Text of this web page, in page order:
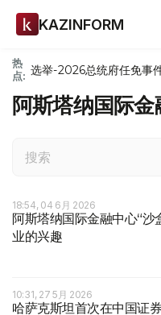
KAZINFORM
热
点: 选举-2026总统府任免事
阿斯塔纳国际
18:54, 04 6月 2026
阿斯塔纳国际金融中心“沙
业的兴趣
10:31, 27 5月 2026
哈萨克斯坦首次在中国证